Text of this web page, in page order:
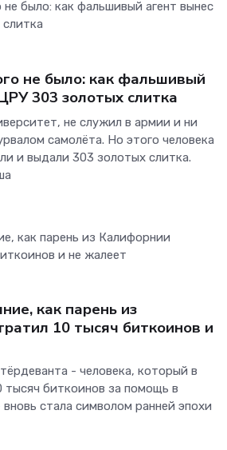
не было: как фальшивый
303 золотых слитка
не служил в армии и ни
самолёта. Но этого человека
и выдали 303 золотых слитка.
как парень из
10 тысяч биткоинов и
- человека, который в
тысяч биткоинов за помощь в
стала символом ранней эпохи